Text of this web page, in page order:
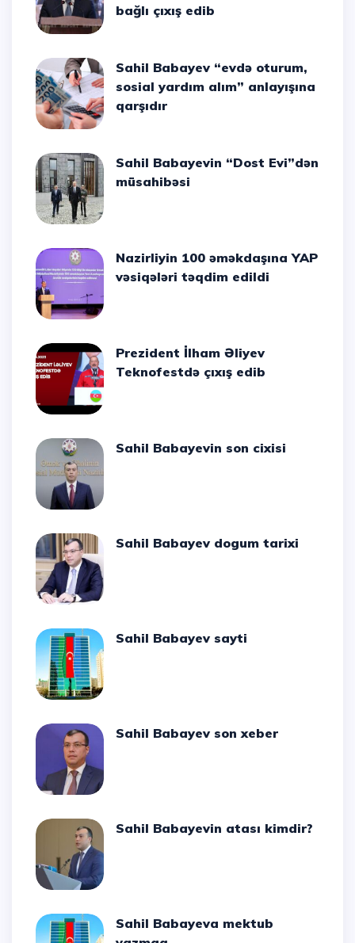
bağlı çıxış edib
Sahil Babayev “evdə oturum,
sosial yardım alım” anlayışına
qarşıdır
Sahil Babayevin “Dost Evi”dən
müsahibəsi
Nazirliyin 100 əməkdaşına YAP
vəsiqələri təqdim edildi
Prezident İlham Əliyev
Teknofestdə çıxış edib
Sahil Babayevin son cixisi
Sahil Babayev dogum tarixi
Sahil Babayev sayti
Sahil Babayev son xeber
Sahil Babayevin atası kimdir?
Sahil Babayeva mektub